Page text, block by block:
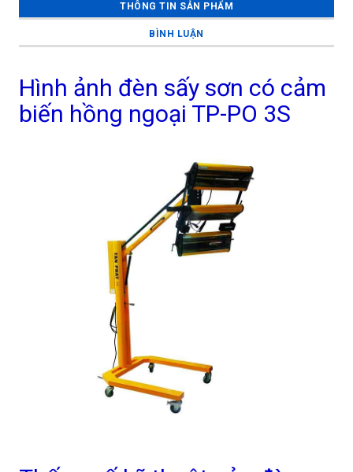
THÔNG TIN SẢN PHẨM
BÌNH LUẬN
Hình ảnh đèn sấy sơn có cảm
biến hồng ngoại TP-PO 3S